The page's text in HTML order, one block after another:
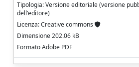
Tipologia: Versione editoriale (versione
dell'editore)
Licenza: Creative commons
Dimensione 202.06 kB
Formato Adobe PDF